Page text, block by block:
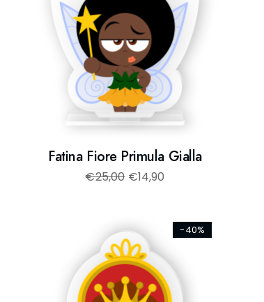
Fatina Fiore Primula Gialla
€25,00 €14,90
-40%